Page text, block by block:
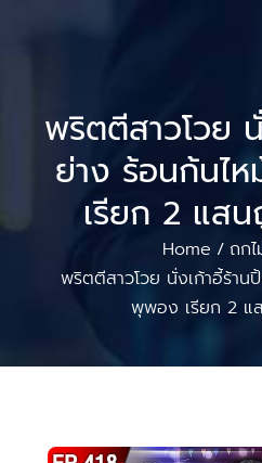
พริตตีสาวโวย
ย่าง ร้อนก้นไ
เรียก 2 แส
Home / ถก
พริตตีสาวโวย นั่งเก้าอี้ร้า
พุพอง เรียก 2 แ